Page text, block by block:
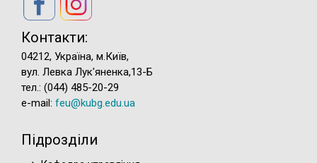
Контакти:
04212, Україна, м.Київ,
вул. Левка Лук'яненка,13-Б
тел.: (044) 485-20-29
e-mail: feu@kubg.edu.ua
Підрозділи